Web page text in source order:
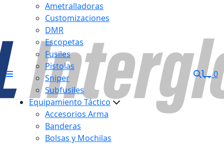
Ametralladoras
Customizaciones
DMR
Escopetas
Fusiles
Pistolas
Sniper
Subfusiles
Equipamiento Táctico
Accesorios Arma
Banderas
Bolsas y Mochilas
0